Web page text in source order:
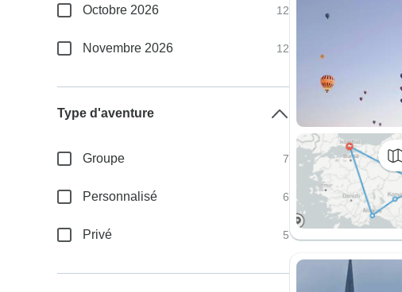
Octobre 2026 12
Novembre 2026 12
Type d'aventure
Groupe 7
Personnalisé 6
Privé 5